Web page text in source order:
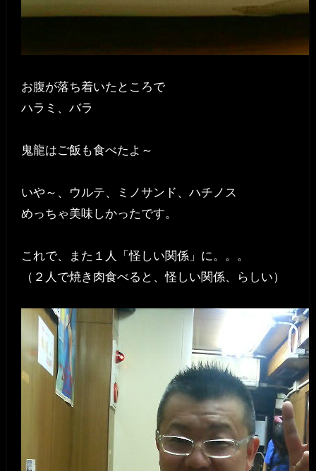
お腹が落ち着いたところで
ハラミ、バラ
鬼龍はご飯も食べたよ～
いや～、ウルテ、ミノサンド、ハチノス
めっちゃ美味しかったです。
これで、また１人「怪しい関係」に。。。
（２人で焼き肉食べると、怪しい関係、らしい）